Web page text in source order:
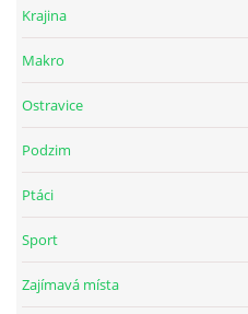
Krajina
Makro
Ostravice
Podzim
Ptáci
Sport
Zajímavá místa